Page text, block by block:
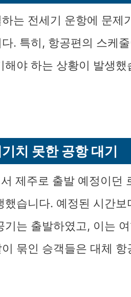
는 전세기 운항에 문제
. 특히, 항공편의 스케
야 하는 상황이 발생했
치 못한 공항 대기
제주로 출발 예정이던
습니다. 예정된 시간
는 출발하였고, 이는
묶인 승객들은 대체